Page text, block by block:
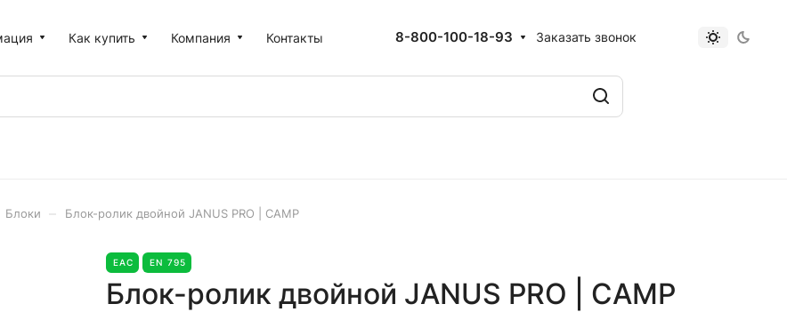
Как купить Компания Контакты 8-800-100-18-93 Заказать звонок
Блоки Блок-ролик двойной JANUS PRO | CAMP
EAC EN 795
Блок-ролик двойной JANUS PRO | CAMP